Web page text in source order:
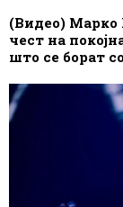
(Видео) Марко
чест на
што се борат